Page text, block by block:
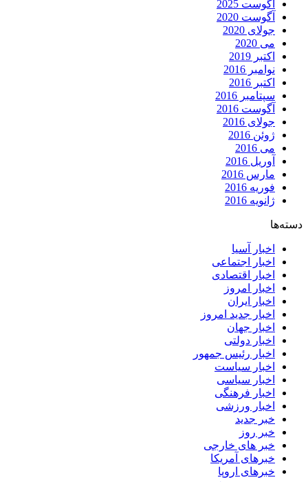
آگوست 2025
آگوست 2020
جولای 2020
می 2020
اکتبر 2019
نوامبر 2016
اکتبر 2016
سپتامبر 2016
آگوست 2016
جولای 2016
ژوئن 2016
می 2016
آوریل 2016
مارس 2016
فوریه 2016
ژانویه 2016
دسته‌ها
اخبار آسیا
اخبار اجتماعی
اخبار اقتصادی
اخبار امروز
اخبار ایران
اخبار جدید امروز
اخبار جهان
اخبار دولتی
اخبار رئیس جمهور
اخبار سیاست
اخبار سیاسی
اخبار فرهنگی
اخبار ورزشی
خبر جدید
خبر روز
خبر های خارجی
خبرهای آمریکا
خبرهای اروپا